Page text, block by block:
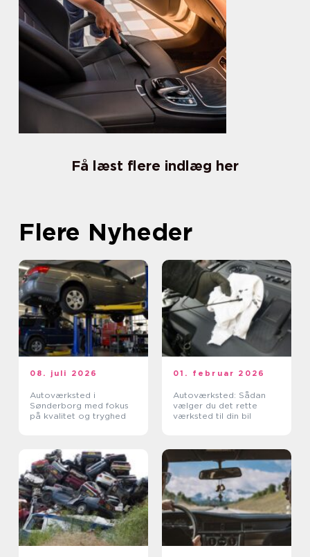
Få læst flere indlæg her
Flere Nyheder
08. juli 2026
Autoværksted i
Sønderborg med fokus
på kvalitet og tryghed
01. februar 2026
Autoværksted: Sådan
vælger du det rette
værksted til din bil